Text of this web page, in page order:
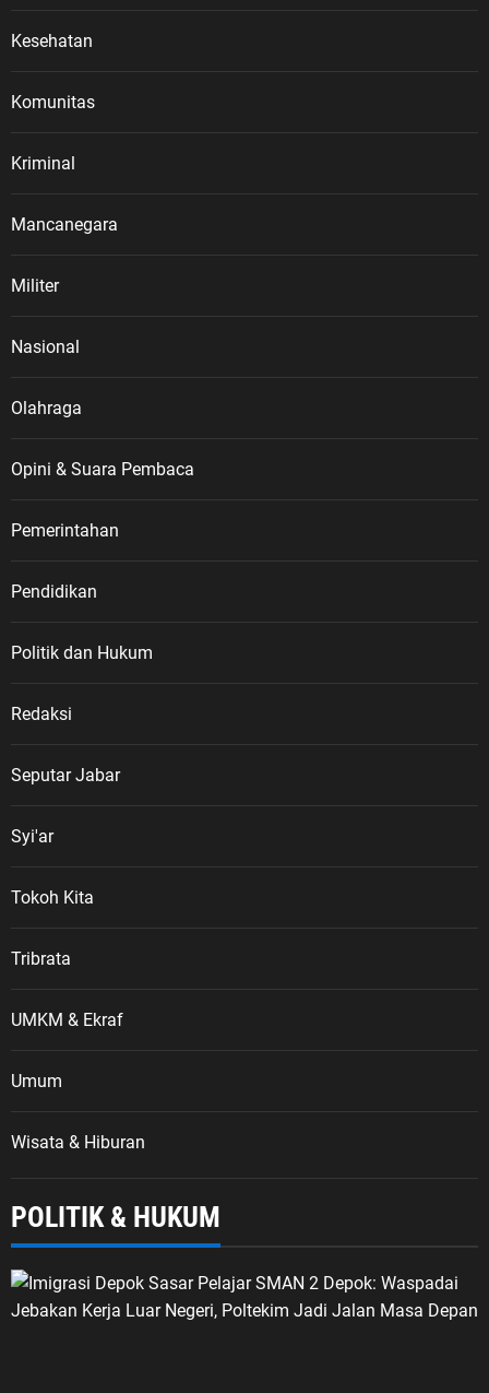
Kesehatan
Komunitas
Kriminal
Mancanegara
Militer
Nasional
Olahraga
Opini & Suara Pembaca
Pemerintahan
Pendidikan
Politik dan Hukum
Redaksi
Seputar Jabar
Syi'ar
Tokoh Kita
Tribrata
UMKM & Ekraf
Umum
Wisata & Hiburan
POLITIK & HUKUM